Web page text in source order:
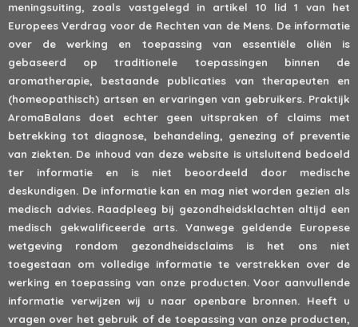
meningsuiting, zoals vastgelegd in artikel 10 lid 1 van het
Europees Verdrag voor de Rechten van de Mens. De informatie
over de werking en toepassing van essentiële oliën is
gebaseerd op traditionele toepassingen binnen de
aromatherapie, bestaande publicaties van therapeuten en
(homeopathisch) artsen en ervaringen van gebruikers. Praktijk
AromaBalans doet echter geen uitspraken of claims met
betrekking tot diagnose, behandeling, genezing of preventie
van ziekten. De inhoud van deze website is uitsluitend bedoeld
ter informatie en is niet beoordeeld door medische
deskundigen. De informatie kan en mag niet worden gezien als
medisch advies. Raadpleeg bij gezondheidsklachten altijd een
medisch gekwalificeerde arts. Vanwege geldende Europese
wetgeving rondom gezondheidsclaims is het ons niet
toegestaan om volledige informatie te verstrekken over de
werking en toepassing van onze producten. Voor aanvullende
informatie verwijzen wij u naar openbare bronnen. Heeft u
vragen over het gebruik of de toepassing van onze producten,